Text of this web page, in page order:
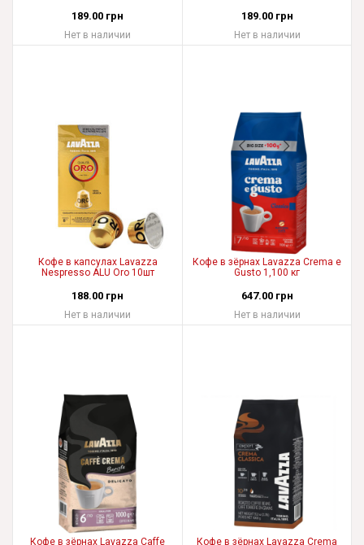
189.00 грн
Нет в наличии
189.00 грн
Нет в наличии
Кофе в капсулах Lavazza
Nespresso ALU Oro 10шт
188.00 грн
Нет в наличии
Кофе в зёрнах Lavazza Crema e
Gusto 1,100 кг
647.00 грн
Нет в наличии
Кофе в зёрнах Lavazza Caffe Кофе в зёрнах Lavazza Crema